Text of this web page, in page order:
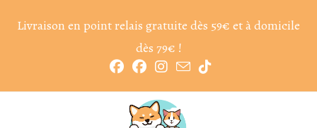
Livraison en point relais gratuite dès 59€ et à domicile
dès 79€ !